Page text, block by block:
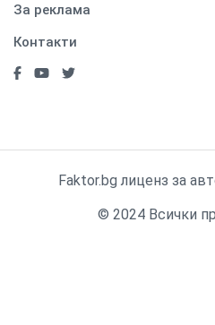
За реклама
Контакти
Faktor.bg лиценз за
© 2024 Всички